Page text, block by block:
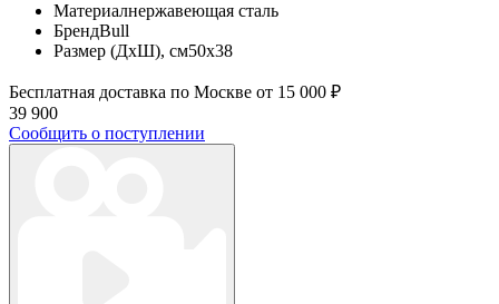
Материалнержавеющая сталь
БрендBull
Размер (ДхШ), см50х38
Бесплатная доставка по Москве от 15 000 ₽
39 900
Сообщить о поступлении